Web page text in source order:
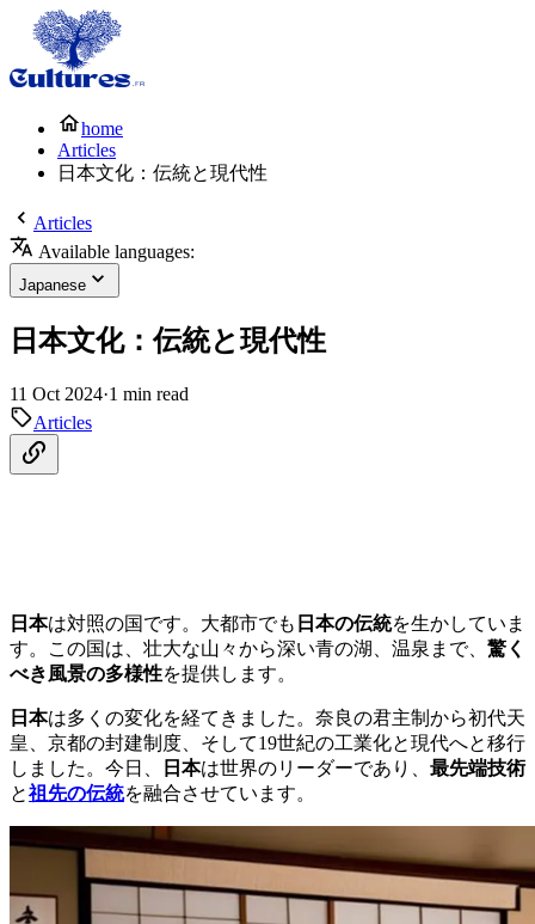
home
Articles
日本文化：伝統と現代性
Articles
Available languages:
Japanese
日本文化：伝統と現代性
11 Oct 2024·1 min read
Articles
日本は対照の国です。大都市でも 日本の伝統を生かしていま
す。この国は、壮大な山々から深い青の湖、温泉まで、 驚く
べき風景の多様性を提供します。
日本は多くの変化を経てきました。奈良の君主制から初代天
皇、京都の封建制度、そして19世紀の工業化と現代へと移行
しました。今日、
日本は世界のリーダーであり、 最先端技術
と祖先の伝統を融合させています。